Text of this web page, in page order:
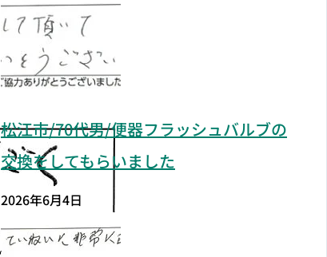
松江市/70代男/便器フラッシュバルブの
交換をしてもらいました
2026年6月4日